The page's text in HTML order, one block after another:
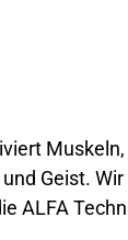
Muskeln,
Geist. Wir
ALFA